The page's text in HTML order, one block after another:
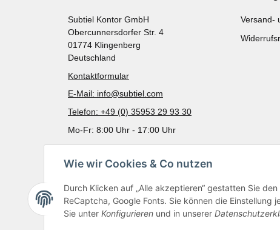
Wie wir Cookies & Co nutzen
Durch Klicken auf „Alle akzeptieren“ gestatten Sie
ReCaptcha, Google Fonts. Sie können die
Sie unter Konfigurieren und in unserer
Subtiel Kontor GmbH
Obercunnersdorfer Str. 4
01774 Klingenberg
Deutschland
Kontaktformular
E-Mail: info@subtiel.com
Telefon: +49 (0) 35953 29 93 30
Mo-Fr: 8:00 Uhr - 17:00 Uhr
Versand-